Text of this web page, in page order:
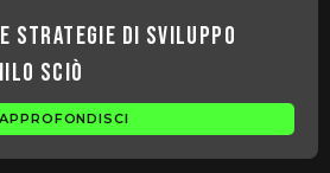
strategie di sviluppo
Sciò
APPROFONDISCI